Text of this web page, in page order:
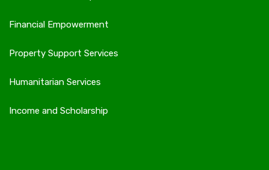
Financial Empowerment
Property Support Services
Humanitarian Services
Income and Scholarship